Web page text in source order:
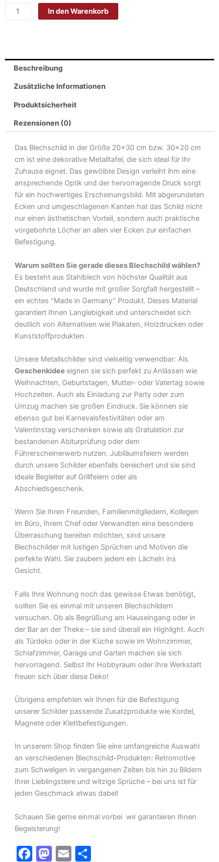
Germany
letzte
der
Metall
In den Warenkorb
Beschreibung
Zusätzliche Informationen
Produktsicherheit
Rezensionen (0)
Das Blechschild in der Größe 20×30 cm bzw. 30×20 cm
cm ist eine dekorative Metalltafel, die sich ideal für Ihr
Zuhause eignet. Das gewölbte Design verleiht ihm eine
ansprechende Optik und der hervorragende Druck sorgt
für ein hochwertiges Erscheinungsbild. Mit abgerundeten
Ecken und umgeschlagenen Kanten hat das Schild nicht
nur einen ästhetischen Vorteil, sondern auch praktische
vorgebohrte Löcher an allen vier Ecken zur einfachen
Befestigung.
Warum sollten Sie gerade dieses Blechschild wählen?
Es besteht aus Stahlblech von höchster Qualität aus
Deutschland und wurde mit großer Sorgfalt hergestellt –
ein echtes “Made in Germany” Produkt. Dieses Material
garantiert Ihnen Langlebigkeit und unterscheidet sich
deutlich von Alternativen wie Plakaten, Holzdrucken oder
Kunststoffprodukten.
Unsere Metallschilder sind vielseitig verwendbar: Als
Geschenkidee eignen sie sich perfekt zu Anlässen wie
Weihnachten, Geburtstagen, Mutter- oder Vatertag sowie
Hochzeiten. Auch als Einladung zur Party oder zum
Umzug machen sie großen Eindruck. Sie können sie
ebenso gut bei Karnevalsfestivitäten oder am
Valentinstag verschenken sowie als Gratulation zur
bestandenen Abiturprüfung oder dem
Führerscheinerwerb nutzen. Jubiläumsfeiern werden
durch unsere Schilder ebenfalls bereichert und sie sind
ideale Begleiter auf Grillfeiern oder als
Abschiedsgeschenk.
Wenn Sie Ihren Freunden, Familienmitgliedern, Kollegen
im Büro, Ihrem Chef oder Verwandten eine besondere
Überraschung bereiten möchten, sind unsere
Blechschilder mit lustigen Sprüchen und Motiven die
perfekte Wahl. Sie zaubern jedem ein Lächeln ins
Gesicht.
Falls Ihre Wohnung noch das gewisse Etwas benötigt,
sollten Sie es einmal mit unseren Blechschildern
versuchen. Ob als Begrüßung am Hauseingang oder in
der Bar an der Theke – sie sind überall ein Highlight. Auch
als Türdeko oder in der Küche sowie im Wohnzimmer,
Schlafzimmer, Garage und Garten machen sie sich
hervorragend. Selbst Ihr Hobbyraum oder Ihre Werkstatt
freuen sich über diese Deko!
Übrigens empfehlen wir Ihnen für die Befestigung
unserer Schilder passende Zusatzprodukte wie Kordel,
Magnete oder Klettbefestigungen.
In unserem Shop finden Sie eine umfangreiche Auswahl
an verschiedenen Blechschild-Produkten: Retromotive
zum Schwelgen in vergangenen Zeiten bis hin zu Bildern
Ihrer Lieblingstiere und witzige Sprüche – bei uns ist für
jeden Geschmack etwas dabei!
Schauen Sie gerne einmal vorbei  wir garantieren Ihnen
Begeisterung!
F
M E